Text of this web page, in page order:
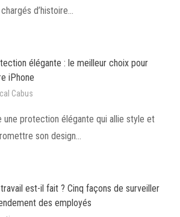
d’histoire…
élégante : le meilleur choix pour
iPhone
Cabus
une protection élégante qui allie style et
son design…
est-il fait ? Cinq façons de surveiller
des employés